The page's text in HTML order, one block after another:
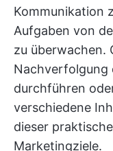
Kommunikation
Aufgaben von
zu überwachen.
Nachverfolgung
durchführen
verschiedene
dieser
Marketingziele.